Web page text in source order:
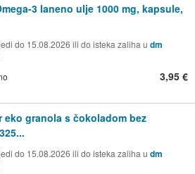
3 laneno ulje 1000 mg, kapsule,
do 15.08.2026 ili do isteka zaliha u dm
3,95 €
eko granola s čokoladom bez
do 15.08.2026 ili do isteka zaliha u dm